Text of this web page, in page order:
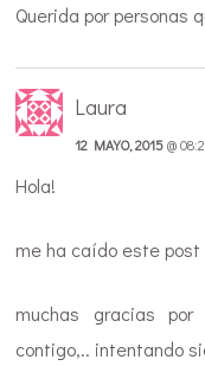
Querida por personas
Laura
12 MAYO, 2015@
Hola!
me ha caído este post
muchas gracias
contigo,.. intentando